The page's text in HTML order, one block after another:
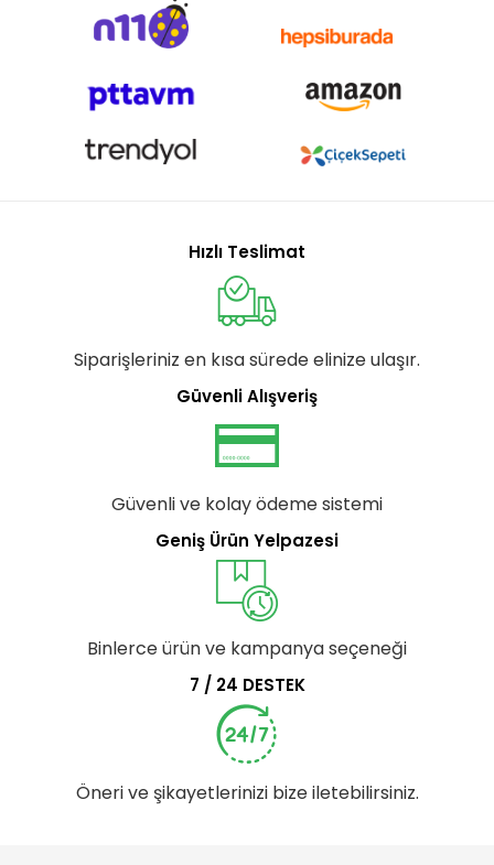
Hızlı Teslimat
Siparişleriniz en kısa sürede elinize ulaşır.
Güvenli Alışveriş
Güvenli ve kolay ödeme sistemi
Geniş Ürün Yelpazesi
Binlerce ürün ve kampanya seçeneği
7 / 24 DESTEK
Öneri ve şikayetlerinizi bize iletebilirsiniz.